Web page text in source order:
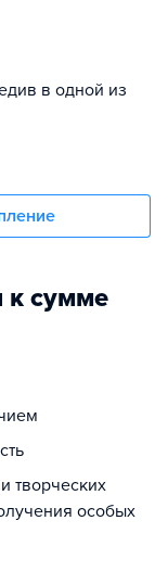
в одной из
к сумме
творческих
особых